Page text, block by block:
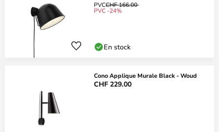
PVCCHF 166.00
PVC -24%
En stock
Cono Applique Murale Black - Woud
CHF 229.00